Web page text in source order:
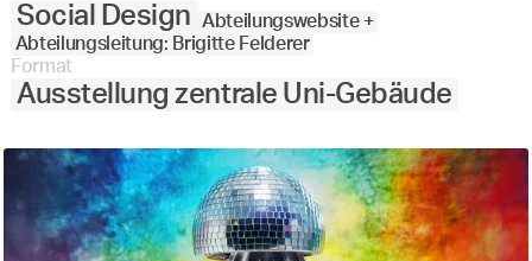
Social Design
Abteilungswebsite +
Abteilungsleitung: Brigitte Felderer
Format
Ausstellung zentrale Uni-Gebäude